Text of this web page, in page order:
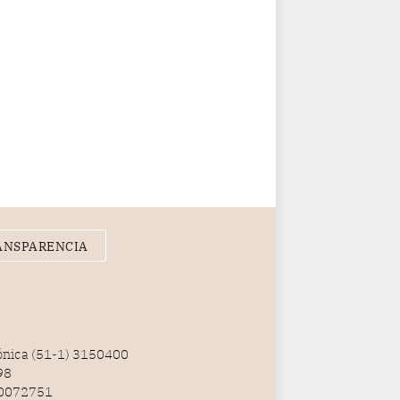
(51-1) 3150400